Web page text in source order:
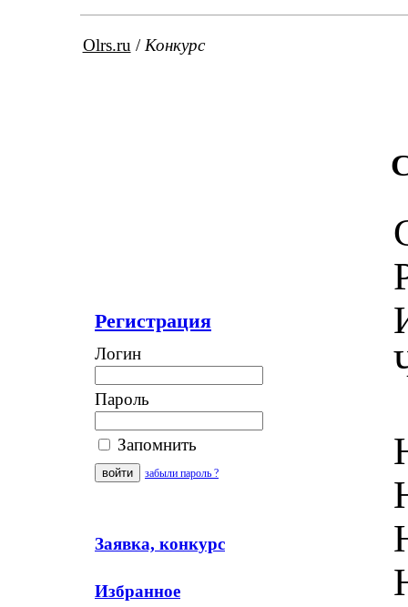
Olrs.ru / Конкурс
Регистрация
Логин
Пароль
Запомнить
забыли пароль ?
Заявка, конкурс
Избранное